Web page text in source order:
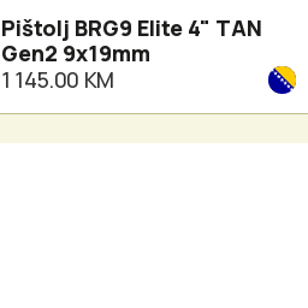
Pištolj BRG9 Elite 4" TAN
Gen2 9x19mm
1 145.00 KM